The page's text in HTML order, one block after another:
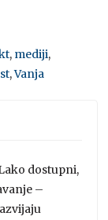
, mediji,
,Vanja
dostupni,
–